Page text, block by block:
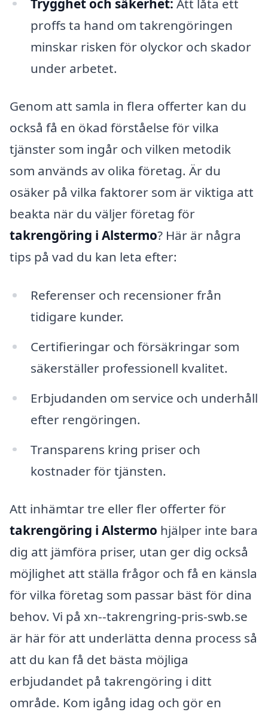
proffs ta hand om takrengöringen
minskar risken för olyckor och skador
under arbetet.
Genom att samla in flera offerter kan du
också få en ökad förståelse för vilka
tjänster som ingår och vilken metodik
som används av olika företag. Är du
osäker på vilka faktorer som är viktiga att
beakta när du väljer företag för
takrengöring i Alstermo? Här är några
tips på vad du kan leta efter:
Referenser och recensioner från
tidigare kunder.
Certifieringar och försäkringar som
säkerställer professionell kvalitet.
Erbjudanden om service och underhåll
efter rengöringen.
Transparens kring priser och
kostnader för tjänsten.
Att inhämtar tre eller fler offerter för
takrengöring i Alstermo hjälper inte bara
dig att jämföra priser, utan ger dig också
möjlighet att ställa frågor och få en känsla
för vilka företag som passar bäst för dina
behov. Vi på xn--takrengring-pris-swb.se
är här för att underlätta denna process så
att du kan få det bästa möjliga
erbjudandet på takrengöring i ditt
område. Kom igång idag och gör en